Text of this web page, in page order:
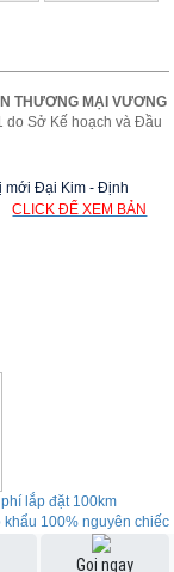
Gọi ngay
THƯƠNG MẠI VƯƠNG
do Sở Kế hoạch và Đầu
mới Đại Kim - Định
CLICK ĐỂ XEM BẢN
lắp đặt 100km
100% nguyên chiếc
rộng 3000m2